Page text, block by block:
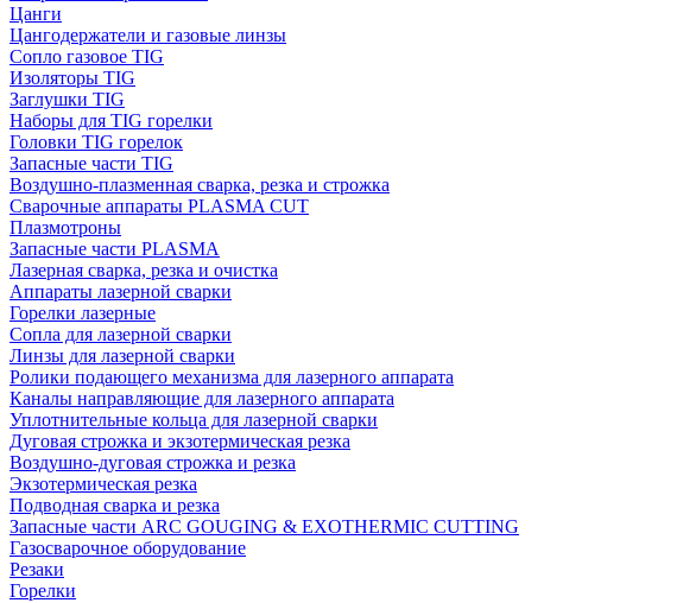
Цанги
Цангодержатели и газовые линзы
Сопло газовое TIG
Изоляторы TIG
Заглушки TIG
Наборы для TIG горелки
Головки TIG горелок
Запасные части TIG
Воздушно-плазменная сварка, резка и строжка
Сварочные аппараты PLASMA CUT
Плазмотроны
Запасные части PLASMA
Лазерная сварка, резка и очистка
Аппараты лазерной сварки
Горелки лазерные
Сопла для лазерной сварки
Линзы для лазерной сварки
Ролики подающего механизма для лазерного аппарата
Каналы направляющие для лазерного аппарата
Уплотнительные кольца для лазерной сварки
Дуговая строжка и экзотермическая резка
Воздушно-дуговая строжка и резка
Экзотермическая резка
Подводная сварка и резка
Запасные части ARC GOUGING & EXOTHERMIC CUTTING
Газосварочное оборудование
Резаки
Горелки